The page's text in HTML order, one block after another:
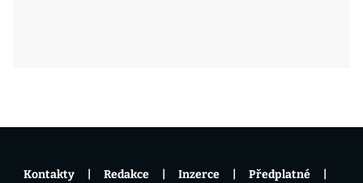
Kontakty Redakce Inzerce Předplatné